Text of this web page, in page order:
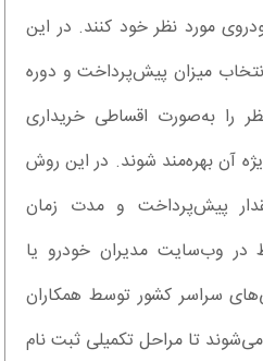
مورد نظر خود کنند. در این
میزان پیش‌پرداخت و دوره
را به‌صورت اقساطی خریداری
آن بهره‌مند شوند. در این روش
پیش‌پرداخت و مدت زمان
در وب‌سایت مدیران خودرو یا
سراسر کشور توسط همکاران
تا مراحل تکمیلی ثبت نام